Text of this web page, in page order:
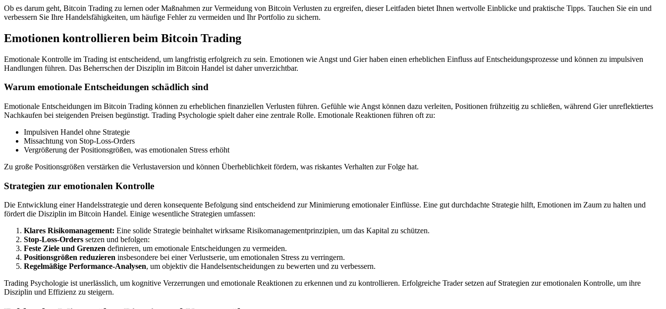
Ob es darum geht, Bitcoin Trading zu lernen oder Maßnahmen zur Vermeidung von Bitcoin Verlusten zu ergreifen, dieser Leitfaden bietet Ihnen wertvolle Einblicke und praktische Tipps. Tauchen Sie ein und
verbessern Sie Ihre Handelsfähigkeiten, um häufige Fehler zu vermeiden und Ihr Portfolio zu sichern.
Emotionen kontrollieren beim Bitcoin Trading
Emotionale Kontrolle im Trading ist entscheidend, um langfristig erfolgreich zu sein. Emotionen wie Angst und Gier haben einen erheblichen Einfluss auf Entscheidungsprozesse und können zu impulsiven
Handlungen führen. Das Beherrschen der Disziplin im Bitcoin Handel ist daher unverzichtbar.
Warum emotionale Entscheidungen schädlich sind
Emotionale Entscheidungen im Bitcoin Trading können zu erheblichen finanziellen Verlusten führen. Gefühle wie Angst können dazu verleiten, Positionen frühzeitig zu schließen, während Gier unreflektiertes
Nachkaufen bei steigenden Preisen begünstigt. Trading Psychologie spielt daher eine zentrale Rolle. Emotionale Reaktionen führen oft zu:
Impulsiven Handel ohne Strategie
Missachtung von Stop-Loss-Orders
Vergrößerung der Positionsgrößen, was emotionalen Stress erhöht
Zu große Positionsgrößen verstärken die Verlustaversion und können Überheblichkeit fördern, was riskantes Verhalten zur Folge hat.
Strategien zur emotionalen Kontrolle
Die Entwicklung einer Handelsstrategie und deren konsequente Befolgung sind entscheidend zur Minimierung emotionaler Einflüsse. Eine gut durchdachte Strategie hilft, Emotionen im Zaum zu halten und
fördert die Disziplin im Bitcoin Handel. Einige wesentliche Strategien umfassen:
Klares Risikomanagement: Eine solide Strategie beinhaltet wirksame Risikomanagementprinzipien, um das Kapital zu schützen.
Stop-Loss-Orders setzen und befolgen:
Feste Ziele und Grenzen definieren, um emotionale Entscheidungen zu vermeiden.
Positionsgrößen reduzieren insbesondere bei einer Verlustserie, um emotionalen Stress zu verringern.
Regelmäßige Performance-Analysen, um objektiv die Handelsentscheidungen zu bewerten und zu verbessern.
Trading Psychologie ist unerlässlich, um kognitive Verzerrungen und emotionale Reaktionen zu erkennen und zu kontrollieren. Erfolgreiche Trader setzen auf Strategien zur emotionalen Kontrolle, um ihre
Disziplin und Effizienz zu steigern.